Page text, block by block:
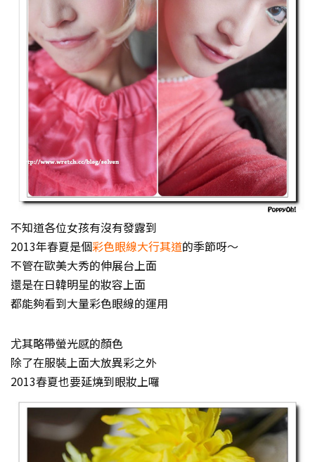
不知道各位女孩有沒有發露到
2013年春夏是個彩色眼線大行其道的季節呀～
不管在歐美大秀的伸展台上面
還是在日韓明星的妝容上面
都能夠看到大量彩色眼線的運用
尤其略帶螢光感的顏色
除了在服裝上面大放異彩之外
2013春夏也要延燒到眼妝上囉